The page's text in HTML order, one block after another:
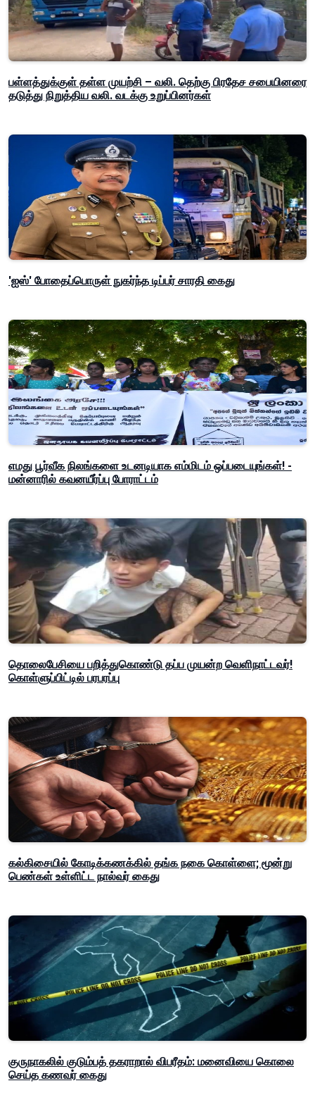
பள்ளத்துக்குள் தள்ள முயற்சி – வலி. தெற்கு பிரதேச சபையினரை
தடுத்து நிறுத்திய வலி. வடக்கு உறுப்பினர்கள்
'ஐஸ்' போதைப்பொருள் நுகர்ந்த டிப்பர் சாரதி கைது
எமது பூர்வீக நிலங்களை உடனடியாக எம்மிடம் ஒப்படையுங்கள்! -
மன்னாரில் கவனயீர்ப்பு போராட்டம்
தொலைபேசியை பறித்துகொண்டு தப்ப முயன்ற வெளிநாட்டவர்!
கொள்ளுப்பிட்டில் பரபரப்பு
கல்கிசையில் கோடிக்கணக்கில் தங்க நகை கொள்ளை; மூன்று
பெண்கள் உள்ளிட்ட நால்வர் கைது
குருநாகலில் குடும்பத் தகராறால் விபரீதம்: மனைவியை கொலை
செய்த கணவர் கைது